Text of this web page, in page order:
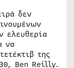
δεν
ελευθερία
να
της
Ben Reilly.